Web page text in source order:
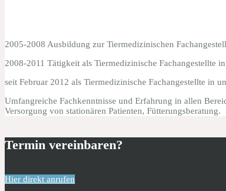
2005-2008 Ausbildung zur Tiermedizinischen
2008-2011 Tätigkeit als Tiermedizinische Fachangestellte
seit Februar 2012 als Tiermedizinische Fachangestellte in
Umfangreiche Fachkenntnisse und Erfahrung in allen
Versorgung von stationären Patienten, Fütterungsberatung.
Termin vereinbaren?
Hier direkt anrufen